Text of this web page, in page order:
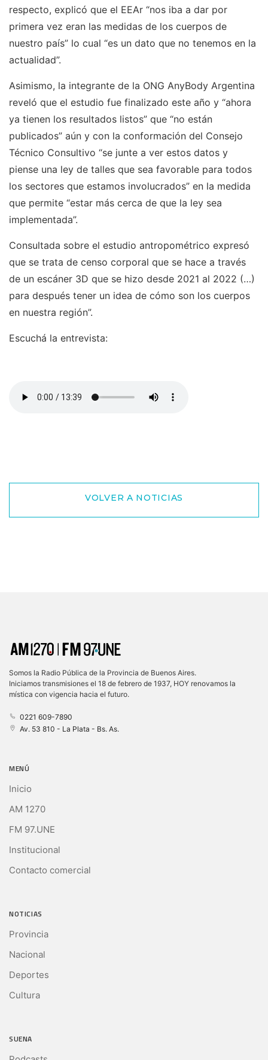
respecto, explicó que el EEAr “nos iba a dar por
primera vez eran las medidas de los cuerpos de
nuestro país” lo cual “es un dato que no tenemos en la
actualidad”.
Asimismo, la integrante de la ONG AnyBody Argentina
reveló que el estudio fue finalizado este año y “ahora
ya tienen los resultados listos” que “no están
publicados” aún y con la conformación del Consejo
Técnico Consultivo “se junte a ver estos datos y
piense una ley de talles que sea favorable para todos
los sectores que estamos involucrados” en la medida
que permite “estar más cerca de que la ley sea
implementada”.
Consultada sobre el estudio antropométrico expresó
que se trata de censo corporal que se hace a través
de un escáner 3D que se hizo desde 2021 al 2022 (…)
para después tener un idea de cómo son los cuerpos
en nuestra región”.
Escuchá la entrevista:
VOLVER A NOTICIAS
Somos la Radio Pública de la Provincia de Buenos Aires.
Iniciamos transmisiones el 18 de febrero de 1937, HOY renovamos la
mística con vigencia hacia el futuro.
0221 609-7890
Av. 53 810 - La Plata - Bs. As.
MENÚ
Inicio
AM 1270
FM 97.UNE
Institucional
Contacto comercial
NOTICIAS
Provincia
Nacional
Deportes
Cultura
SUENA